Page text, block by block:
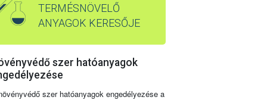
TERMÉSNÖVELŐ
ANYAGOK KERESŐJE
szer hatóanyagok
szer hatóanyagok engedélyezése a